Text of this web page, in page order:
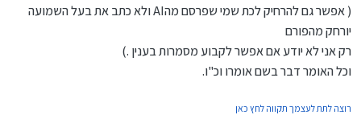
( אפשר גם להרחיק לכת שמי שפרסם מהAI ולא כתב את בעל השמועה
יורחק מהפורם
רק אני לא יודע אם אפשר לקבוע מסמרות בענין .)
וכל האומר דבר בשם אומרו וכ"ו.
רוצה לתת לעצמך תקווה לחץ כאן